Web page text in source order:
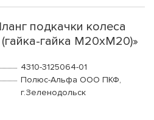
подкачки колеса
гайка М20хМ20)»
4310-3125064-01
Полюс-Альфа ООО ПКФ,
г.Зеленодольск